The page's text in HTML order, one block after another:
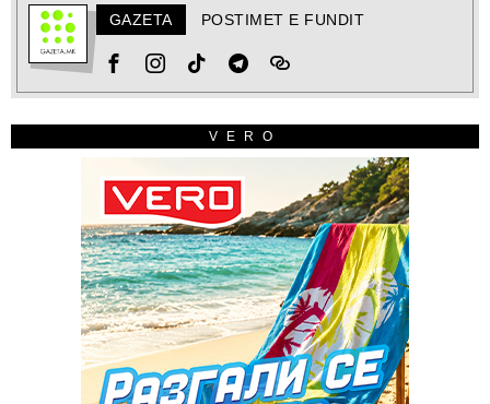
GAZETA POSTIMET E FUNDIT
VERO